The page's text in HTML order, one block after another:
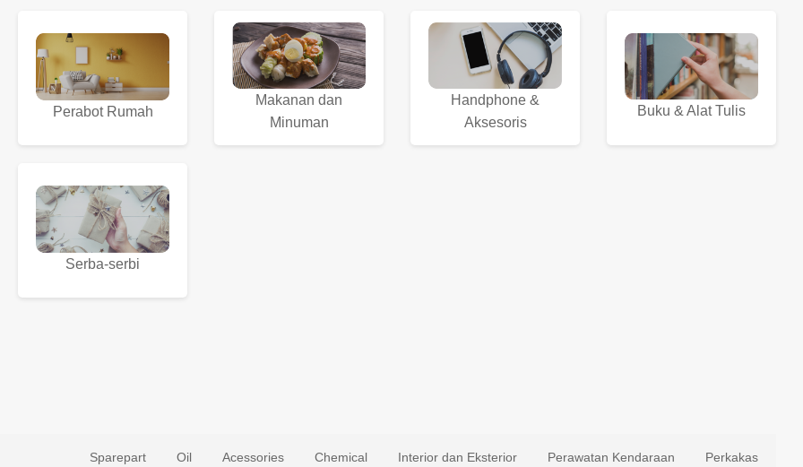
Perabot Rumah
Makanan dan
Minuman
Handphone &
Aksesoris
Buku & Alat Tulis
Serba-serbi
Sparepart Oil Acessories Chemical Interior dan Eksterior Perawatan Kendaraan Perkakas